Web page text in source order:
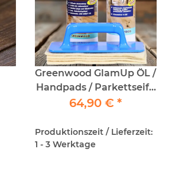
Greenwood GlamUp ÖL /
Handpads / Parkettseife
SET
64,90 €*
Produktionszeit / Lieferzeit:
1 - 3 Werktage